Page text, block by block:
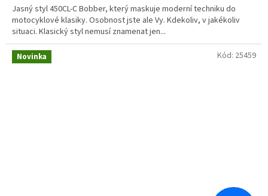
Jasný styl 450CL-C Bobber, který maskuje moderní techniku do
motocyklové klasiky. Osobnost jste ale Vy. Kdekoliv, v jakékoliv
situaci. Klasický styl nemusí znamenat jen...
Novinka Kód: 25459